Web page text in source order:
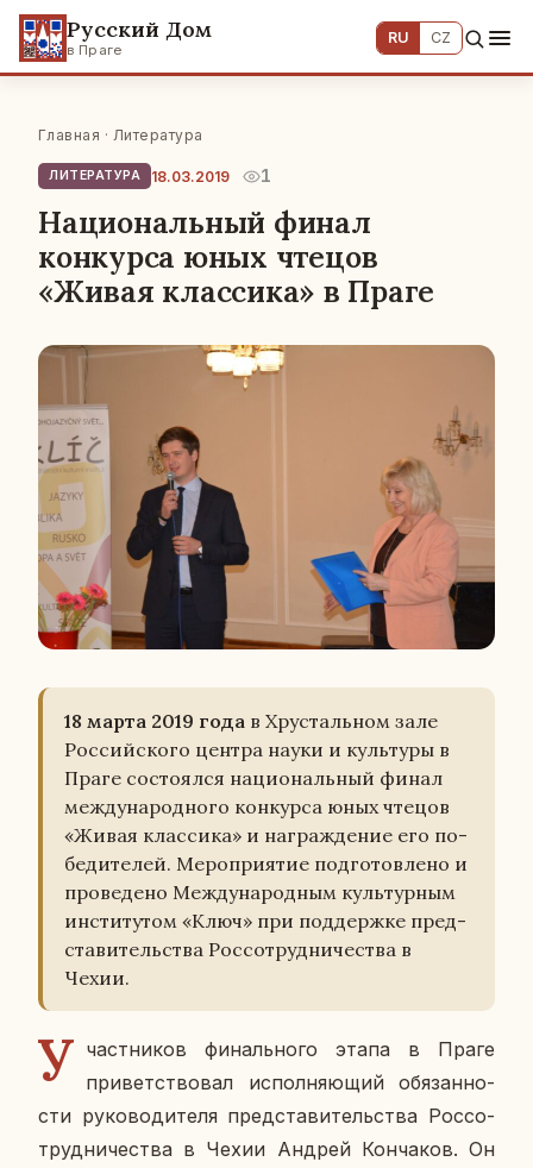
Русский Дом
в Праге
RU CZ
Главная · Литература
ЛИТЕРАТУРА 18.03.2019 1
Национальный финал
конкурса юных чтецов
«Живая классика» в Праге
18 марта 2019 года в Хру­сталь­ном зале
Рос­сий­ско­го центра науки и куль­ту­ры в
Праге со­сто­ял­ся на­ци­о­наль­ный финал
меж­ду­на­род­но­го кон­кур­са юных чтецов
«Живая клас­си­ка» и на­граж­де­ние его по­
бе­ди­те­лей. Ме­ро­при­я­тие под­го­тов­ле­но и
про­ве­де­но Меж­ду­на­род­ным куль­тур­ным
ин­сти­ту­том «Ключ» при под­держ­ке пред­
ста­ви­тель­ства Рос­со­труд­ни­че­ства в
Чехии.
У част­ни­ков фи­наль­но­го этапа в Праге
при­вет­ство­вал ис­пол­ня­ю­щий обя­зан­но­
сти ру­ко­во­ди­те­ля пред­ста­ви­тель­ства Рос­со­
труд­ни­че­ства в Чехии Андрей Кон­ча­ков. Он